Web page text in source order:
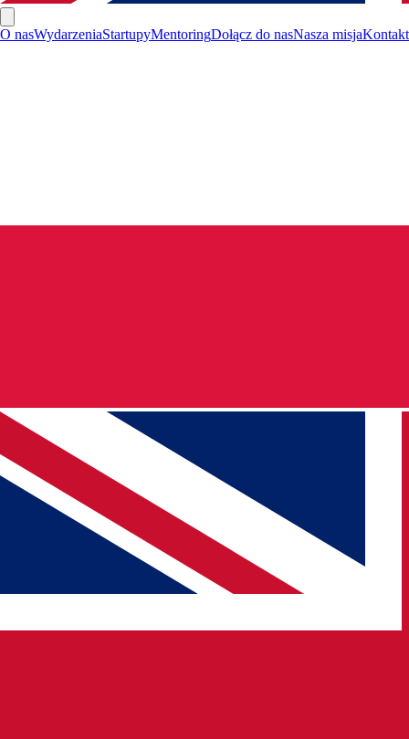
O nasWydarzeniaStartupyMentoringDołącz do nasNasza misjaKontakt